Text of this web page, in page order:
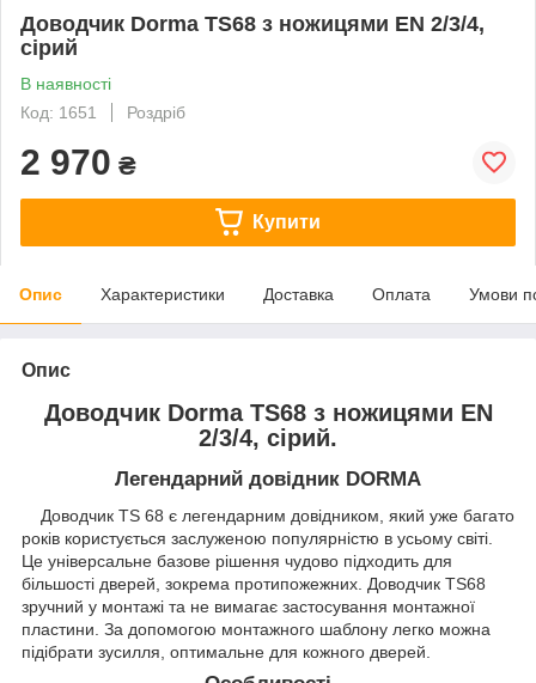
Доводчик Dorma TS68 з ножицями EN 2/3/4,
сірий
В наявності
Код: 1651
Роздріб
2 970 ₴
Купити
Опис Характеристики Доставка Оплата Умови
Опис
Доводчик Dorma TS68 з ножицями EN
2/3/4, сірий.
Легендарний довідник DORMA
Доводчик TS 68 є легендарним довідником, який уже багато
років користується заслуженою популярністю в усьому світі.
Це універсальне базове рішення чудово підходить для
більшості дверей, зокрема протипожежних. Доводчик TS68
зручний у монтажі та не вимагає застосування монтажної
пластини. За допомогою монтажного шаблону легко можна
підібрати зусилля, оптимальне для кожного дверей.